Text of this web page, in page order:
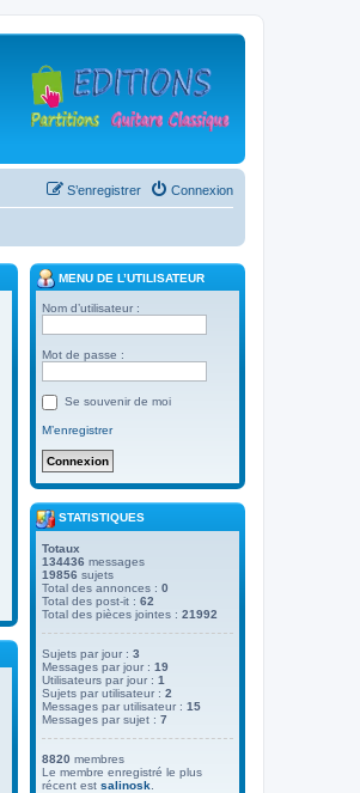
Connexion
S’enregistrer
MENU DE L’UTILISATEUR
Nom d’utilisateur :
Mot de passe :
Se souvenir de moi
M’enregistrer
STATISTIQUES
Totaux
134436 messages
19856 sujets
Total des annonces : 0
Total des post-it : 62
Total des pièces jointes : 21992
Sujets par jour : 3
Messages par jour : 19
Utilisateurs par jour : 1
Sujets par utilisateur : 2
Messages par utilisateur : 15
Messages par sujet : 7
8820 membres
Le membre enregistré le plus
récent est salinosk